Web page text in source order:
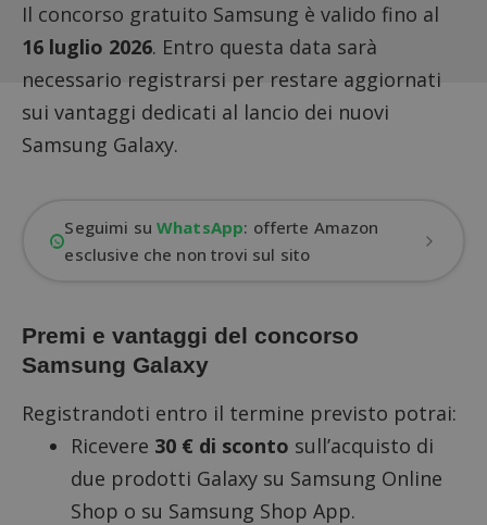
Il concorso gratuito Samsung è valido fino al
16 luglio 2026. Entro questa data sarà
necessario registrarsi per restare aggiornati
sui vantaggi dedicati al lancio dei nuovi
Samsung Galaxy.
Seguimi suWhatsApp: offerte Amazon
esclusive che non trovi sul sito
Premi e vantaggi del concorso
Samsung Galaxy
Registrandoti entro il termine previsto potrai:
Ricevere 30 € di sconto sull’acquisto di
due prodotti Galaxy su Samsung Online
Shop o su Samsung Shop App.